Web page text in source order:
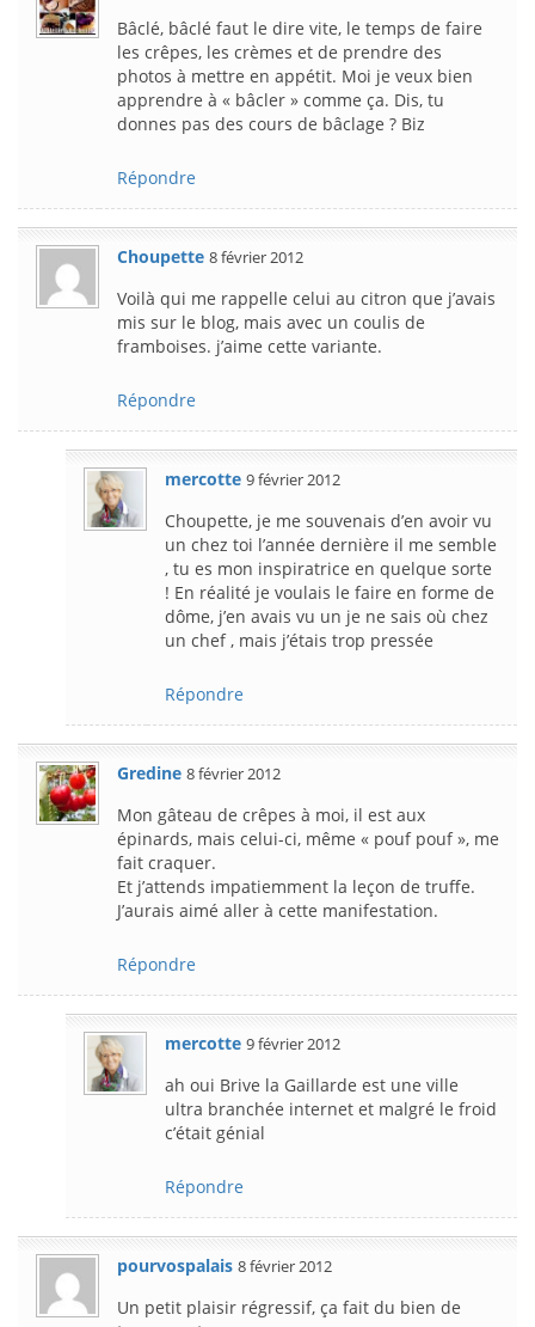
Bâclé, bâclé faut le dire vite, le temps de faire
les crêpes, les crèmes et de prendre des
photos à mettre en appétit. Moi je veux bien
apprendre à « bâcler » comme ça. Dis, tu
donnes pas des cours de bâclage ? Biz
Répondre
Choupette 8 février 2012
Voilà qui me rappelle celui au citron que j’avais
mis sur le blog, mais avec un coulis de
framboises. j’aime cette variante.
Répondre
mercotte 9 février 2012
Choupette, je me souvenais d’en avoir vu
un chez toi l’année dernière il me semble
, tu es mon inspiratrice en quelque sorte
! En réalité je voulais le faire en forme de
dôme, j’en avais vu un je ne sais où chez
un chef , mais j’étais trop pressée
Répondre
Gredine 8 février 2012
Mon gâteau de crêpes à moi, il est aux
épinards, mais celui-ci, même « pouf pouf », me
fait craquer.
Et j’attends impatiemment la leçon de truffe.
J’aurais aimé aller à cette manifestation.
Répondre
mercotte 9 février 2012
ah oui Brive la Gaillarde est une ville
ultra branchée internet et malgré le froid
c’était génial
Répondre
pourvospalais 8 février 2012
Un petit plaisir régressif, ça fait du bien de